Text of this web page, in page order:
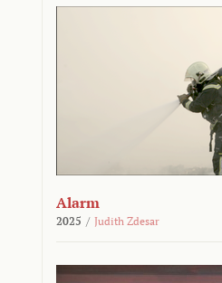
Alarm
2025 / Judith Zdesar